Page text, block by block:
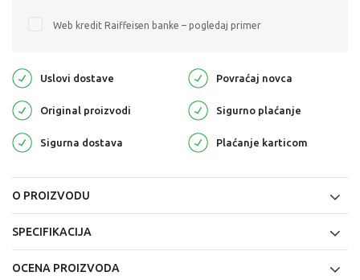
Web kredit Raiffeisen banke – pogledaj primer
Uslovi dostave Povraćaj novca
Original proizvodi Sigurno plaćanje
Sigurna dostava Plaćanje karticom
O PROIZVODU
SPECIFIKACIJA
OCENA PROIZVODA